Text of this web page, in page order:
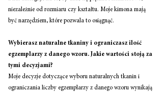
niezależnie od rozmiaru czy kształtu. Moje kimona mają
być narzędziem, które pozwala to osiągnąć.
Wybierasz naturalne tkaniny i ograniczasz ilość
egzemplarzy z danego wzoru. Jakie wartości stoją za
tymi decyzjami?
Moje decyzje dotyczące wyboru naturalnych tkanin i
ograniczania liczby egzemplarzy z danego wzoru wynikają